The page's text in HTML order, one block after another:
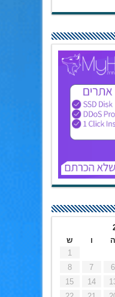
ה ו
ש
1
6
7
8
14
15